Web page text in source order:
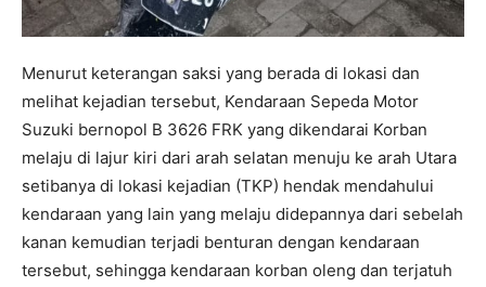
Menurut keterangan saksi yang berada di lokasi dan
melihat kejadian tersebut, Kendaraan Sepeda Motor
Suzuki bernopol B 3626 FRK yang dikendarai Korban
melaju di lajur kiri dari arah selatan menuju ke arah Utara
setibanya di lokasi kejadian (TKP) hendak mendahului
kendaraan yang lain yang melaju didepannya dari sebelah
kanan kemudian terjadi benturan dengan kendaraan
tersebut, sehingga kendaraan korban oleng dan terjatuh